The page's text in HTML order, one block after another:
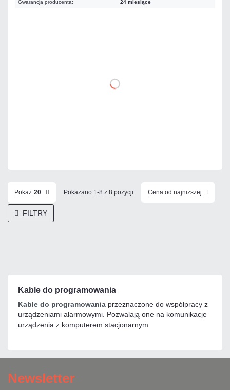
Gwarancja producenta: 24 miesiące
DO KOSZYKA
Pokaż 20 Pokazano 1-8 z 8 pozycji Cena od najniższej
FILTRY
Kable do programowania
Kable do programowania przeznaczone do współpracy z
urządzeniami alarmowymi. Pozwalają one na komunikacje
urządzenia z komputerem stacjonarnym
Newsletter